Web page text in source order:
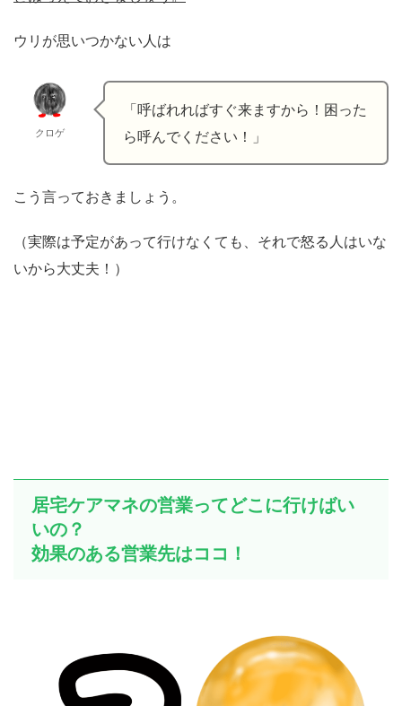
ウリが思いつかない人は
クロゲ
「呼ばれればすぐ来ますから！困った
ら呼んでください！」
こう言っておきましょう。
（実際は予定があって行けなくても、それで怒る人はいな
いから大丈夫！）
居宅ケアマネの営業ってどこに行けばい
いの？
効果のある営業先はココ！